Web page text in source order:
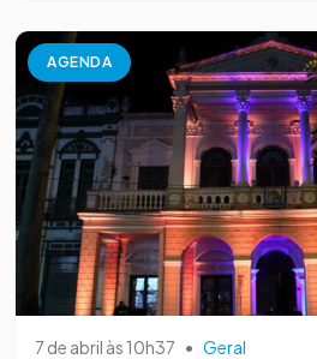
AGENDA
7 de abril às 10h37 • Geral